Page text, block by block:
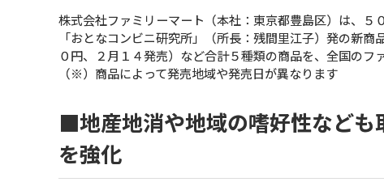
株式会社ファミリーマート（本社：東京都豊島区）は、５
「おとなコンビニ研究所」（所長：残間里江子）発の新
０円、２月１４発売）など合計５種類の商品を、全国のフ
（※）商品によって発売地域や発売日が異なります
■地産地消や地域の嗜好性など
を強化